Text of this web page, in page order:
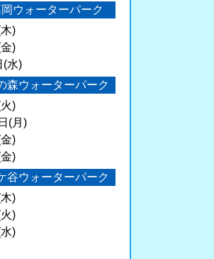
ウォーターパーク
)
)
(水)
森ウォーターパーク
)
(月)
)
)
谷ウォーターパーク
)
)
)